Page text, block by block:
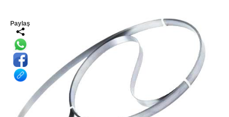
Paylaş